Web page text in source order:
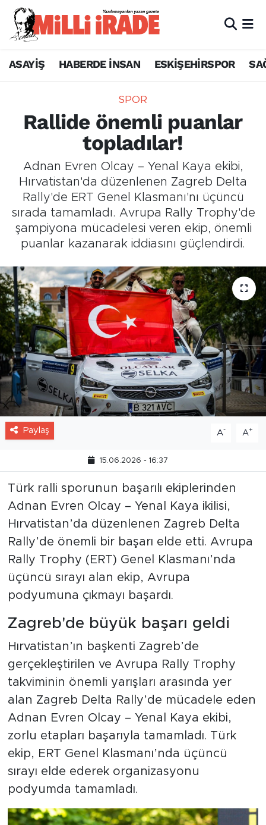
ASAYİŞ HABERDE İNSAN ESKİŞEHİRSPOR
SPOR
Rallide önemli puanlar
topladılar!
Adnan Evren Olcay – Yenal Kaya ekibi,
Hırvatistan'da düzenlenen Zagreb Delta
Rally'de ERT Genel Klasmanı'nı üçüncü
sırada tamamladı. Avrupa Rally Trophy'de
şampiyona mücadelesi veren ekip, önemli
puanlar kazanarak iddiasını güçlendirdi.
Paylaş A- A+
15.06.2026 - 16:37
Türk ralli sporunun başarılı ekiplerinden
Adnan Evren Olcay – Yenal Kaya ikilisi,
Hırvatistan’da düzenlenen Zagreb Delta
Rally’de önemli bir başarı elde etti. Avrupa
Rally Trophy (ERT) Genel Klasmanı’nda
üçüncü sırayı alan ekip, Avrupa
podyumuna çıkmayı başardı.
Zagreb'de büyük başarı geldi
Hırvatistan’ın başkenti Zagreb’de
gerçekleştirilen ve Avrupa Rally Trophy
takviminin önemli yarışları arasında yer
alan Zagreb Delta Rally’de mücadele eden
Adnan Evren Olcay – Yenal Kaya ekibi,
zorlu etapları başarıyla tamamladı. Türk
ekip, ERT Genel Klasmanı’nda üçüncü
sırayı elde ederek organizasyonu
podyumda tamamladı.